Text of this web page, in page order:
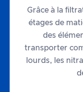
Grâce à la
étages de
des
transporter
lourds, les